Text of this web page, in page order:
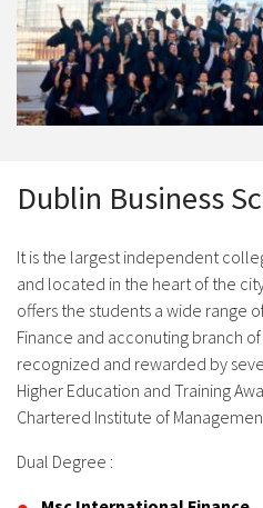
Dublin Business
It is the largest independent
and located in the heart of the
offers the students a wide range
Finance and acconuting branch
recognized and rewarded by
Higher Education and Training
Chartered Institute of
Dual Degree :